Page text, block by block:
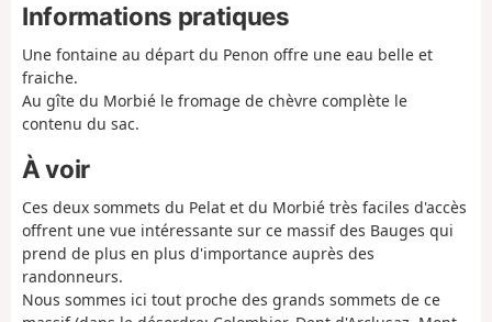
Informations pratiques
Une fontaine au départ du Penon offre une eau belle et
fraiche.
Au gîte du Morbié le fromage de chèvre complète le
contenu du sac.
À voir
Ces deux sommets du Pelat et du Morbié très faciles d'accès
offrent une vue intéressante sur ce massif des Bauges qui
prend de plus en plus d'importance auprès des
randonneurs.
Nous sommes ici tout proche des grands sommets de ce